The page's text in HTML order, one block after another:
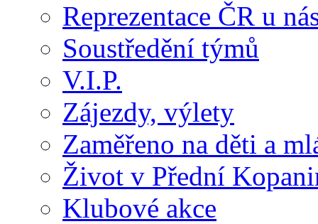
Reprezentace ČR u
Soustředění týmů
V.I.P.
Zájezdy, výlety
Zaměřeno na děti a
Život v Přední
Klubové akce